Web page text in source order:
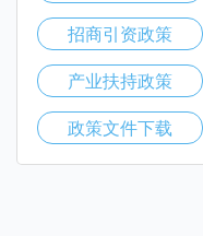
招商引资政策
产业扶持政策
政策文件下载